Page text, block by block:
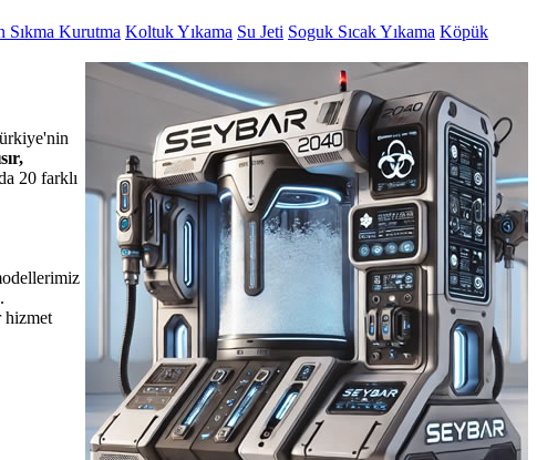
Sıkma Kurutma Koltuk Yıkama Su Jeti Soguk Sıcak Yıkama Köpük
20 farklı
hizmet